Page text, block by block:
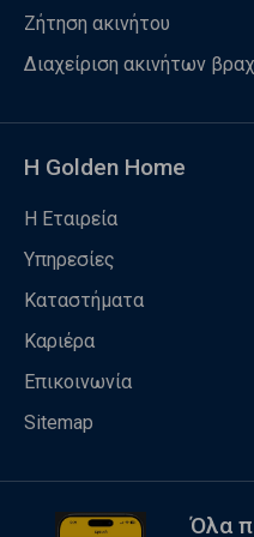
Ζήτηση ακινήτου
Διαχείριση ακινήτων
Η Golden Home
Η Εταιρεία
Υπηρεσίες
Καταστήματα
Καριέρα
Επικοινωνία
Sitemap
Όλα